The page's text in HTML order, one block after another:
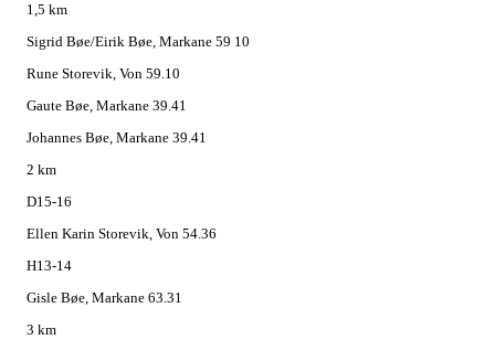
1,5 km
Sigrid Bøe/Eirik Bøe, Markane 59 10
Rune Storevik, Von 59.10
Gaute Bøe, Markane 39.41
Johannes Bøe, Markane 39.41
2 km
D15-16
Ellen Karin Storevik, Von 54.36
H13-14
Gisle Bøe, Markane 63.31
3 km